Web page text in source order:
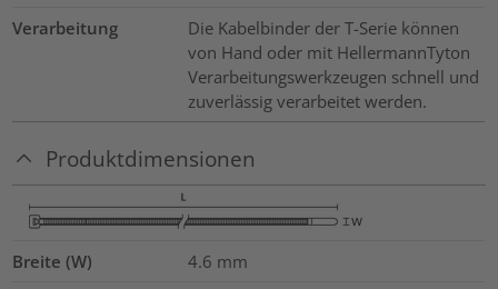
Verarbeitung
Die Kabelbinder der T-Serie können
von Hand oder mit HellermannTyton
Verarbeitungswerkzeugen schnell und
zuverlässig verarbeitet werden.
Produktdimensionen
Breite (W) 4.6 mm